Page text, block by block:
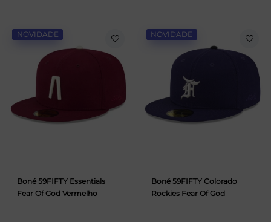
NOVIDADE
Boné 59FIFTY Essentials
Fear Of God Vermelho
NOVIDADE
Boné 59FIFTY Colorado
Rockies Fear Of God